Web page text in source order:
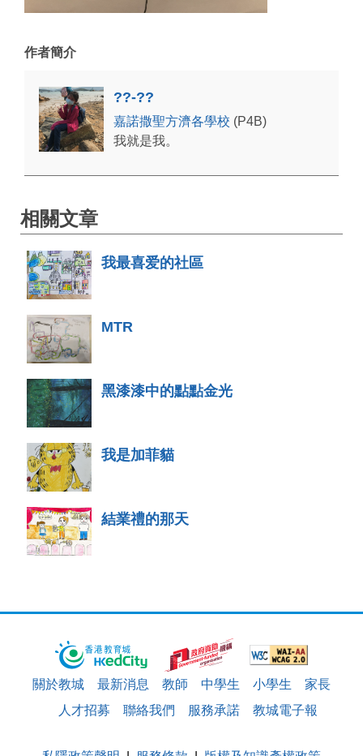
作者簡介
??-??
嘉諾撒聖方濟各學校 (P4B)
我就是我。
相關文章
我最喜爱的社區
MTR
黑漆漆中的點點金光
我是加菲貓
結業禮的那天
關於教城 最新消息 教師 中學生 小學生
家長
人才招募
聯絡我們 服務承諾 教城電子報